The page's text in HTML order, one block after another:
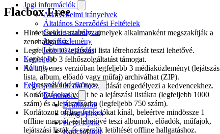
Jogi információk
Adatvédelmi irányelvek
Általános Szerződési Feltételek
Cookie-szabályzat
Jogi közlemény
Licencszerződés
Kapcsolat
Rólunk
Felhasználói kézikönyv
Evermusic
Beállítások
Hanglejátszó
Helyi fájlok
Kapcsolatok
Flacbox Free
Hirdetéseket tartalmaz, amelyek alkalmanként megszakítják a
zenehallgatást.
Legfeljebb 10 lejátszási lista létrehozását teszi lehetővé.
Legfeljebb 3 felhőszolgáltatást támogat.
Az ingyenes verzióban legfeljebb 3 médiaközleményt
lista, album, előadó vagy műfaj) archiválhat (ZIP).
Legfeljebb 100 dal hozzáadását engedélyezi a kedvencekhez.
Korlátozásokat vezet be a lejátszási listákra (legfeljebb 1000
szám) és a lejátszósorba (legfeljebb 750 szám).
Korlátozott offline funkciókat kínál, beleértve mindössze 1
offline mappát, és lehetővé teszi albumok, előadók, műfajok,
lejátszási listák és szerzők letöltését offline hallgatáshoz.